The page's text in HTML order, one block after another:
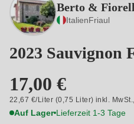
Berto &
ItalienFriaul
2023 Sauvignon
17,00 €
22,67 €/Liter (0,75 Liter) inkl.
Auf Lager Lieferzeit 1-3 Tage